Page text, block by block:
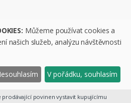
povinen vystavit kupujícímu
Můžeme používat cookies a
našich služeb, analýzu návštěvnosti
V pořádku, souhlasím